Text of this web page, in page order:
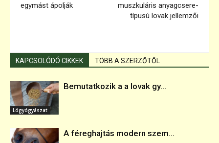
egymást ápolják
muszkuláris anyagcsere-
típusú lovak jellemzői
KAPCSOLÓDÓ CIKKEK TÖBB A SZERZŐTŐL
Lógyógyászat
Bemutatkozik a a lovak gy...
A féreghajtás modern szem...